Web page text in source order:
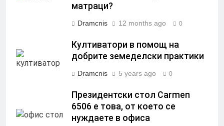
матраци?
Dramcnis 12 months ago 0
Култиватори в помощ на
добрите земеделски практики
Dramcnis 5 years ago 0
Президентски стол Carmen
6506 е това, от което се
нуждаете в офиса